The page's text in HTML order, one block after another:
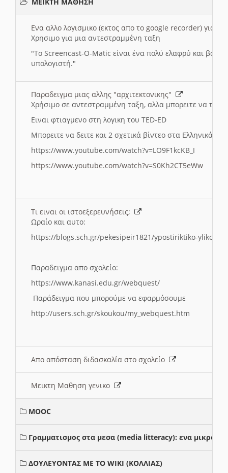
Ενα αλλο λογισμικο (εκτος απο το google recorder) για
Χρησιμο για μια αντεστραμμένη ταξη
"To Screencast-O-Matic είναι ένα πολύ ελαφρύ και
υπολογιστή."
Παραδειγμα μιας αλλης "αρχιτεκτονικης"
Χρήσιμο σε αντεστραμμένη ταξη, αλλα μπορειτε να το
Ειναι φτιαγμενο στη λογικη του TED-ED
Μπορειτε να δειτε και 2 σχετικά βίντεο στα Ελληνικά:
https://www.youtube.com/watch?v=LO9F1kcKB_I
https://www.youtube.com/watch?v=S0Kh2CT5eWw
Τι ειναι οι ιστοεξερευνήσεις;
Ωραίο και αυτο:
https://blogs.sch.gr/pekesipeir1821/ypostiriktiko-yliko/
Παραδειγμα απο σχολείο:
https://www.kanasi.edu.gr/webquest/
Παράδειγμα που μπορούμε να εφαρμόσουμε
http://users.sch.gr/skoukou/my_webquest.htm
Απο απόσταση διδασκαλία στο σχολείο
Μεικτη Μαθηση γενικο
MOOC
Γραμματισμος στα μεσα (media litteracy): ενα μικρο
ΔΟΥΛΕΥΟΝΤΑΣ ΜΕ ΤΟ WIKI (ΚΟΛΛΙΑΣ)